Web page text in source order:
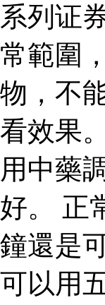
系列证
常範圍
物，不
看效果
用中藥
好。 正
鐘還是
可以用